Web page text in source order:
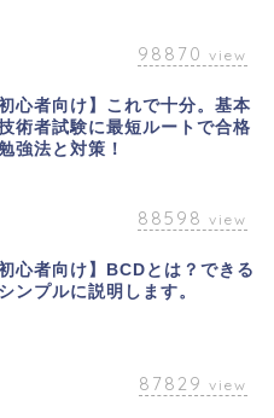
98870 view
初心者向け】これで十分。基本
術者試験に最短ルートで合格
強法と対策！
88598 view
初心者向け】BCDとは？できる
ンプルに説明します。
87829 view